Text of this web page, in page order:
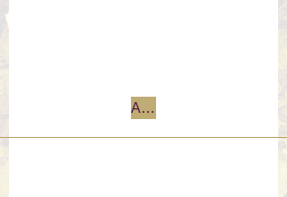
Accueil